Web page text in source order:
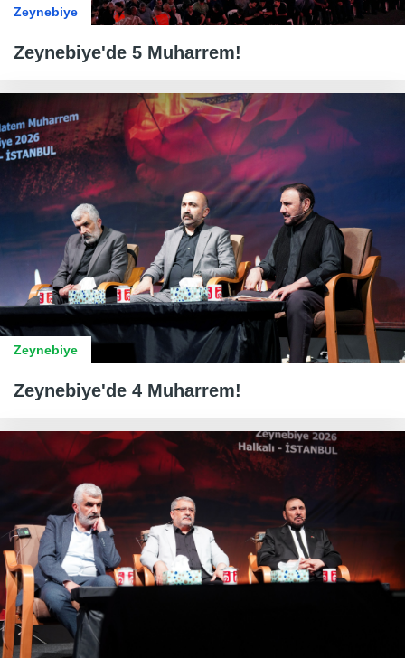
Zeynebiye
Zeynebiye'de 5 Muharrem!
Zeynebiye
Zeynebiye'de 4 Muharrem!